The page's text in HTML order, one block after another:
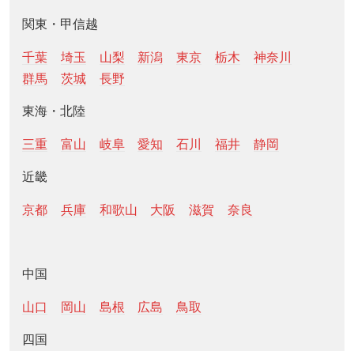
関東・甲信越
千葉 埼玉 山梨 新潟 東京 栃木
神奈川
群馬
茨城 長野
東海・北陸
三重 富山 岐阜 愛知 石川 福井 静岡
近畿
京都 兵庫 和歌山 大阪 滋賀 奈良
中国
山口 岡山 島根 広島 鳥取
四国